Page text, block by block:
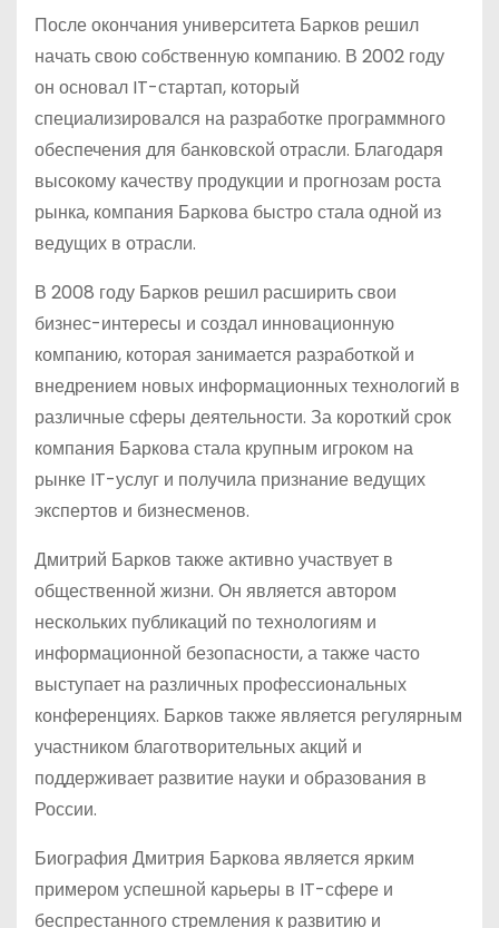
После окончания университета Барков решил
начать свою собственную компанию. В 2002 году
он основал IT-стартап, который
специализировался на разработке программного
обеспечения для банковской отрасли. Благодаря
высокому качеству продукции и прогнозам роста
рынка, компания Баркова быстро стала одной из
ведущих в отрасли.
В 2008 году Барков решил расширить свои
бизнес-интересы и создал инновационную
компанию, которая занимается разработкой и
внедрением новых информационных технологий в
различные сферы деятельности. За короткий срок
компания Баркова стала крупным игроком на
рынке IT-услуг и получила признание ведущих
экспертов и бизнесменов.
Дмитрий Барков также активно участвует в
общественной жизни. Он является автором
нескольких публикаций по технологиям и
информационной безопасности, а также часто
выступает на различных профессиональных
конференциях. Барков также является регулярным
участником благотворительных акций и
поддерживает развитие науки и образования в
России.
Биография Дмитрия Баркова является ярким
примером успешной карьеры в IT-сфере и
беспрестанного стремления к развитию и